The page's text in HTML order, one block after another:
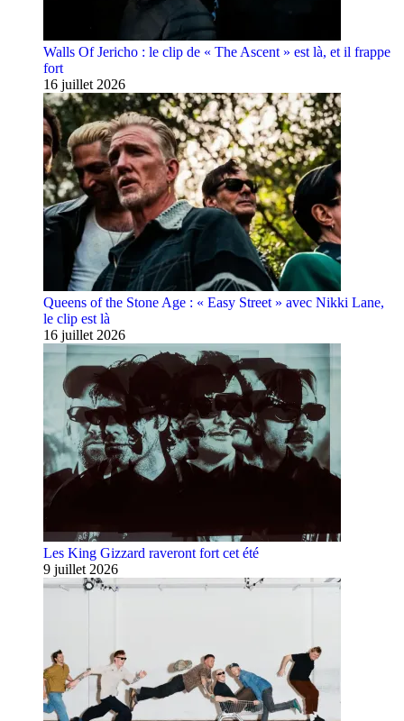
Walls Of Jericho : le clip de « The Ascent » est là, et il frappe
fort
16 juillet 2026
Queens of the Stone Age : « Easy Street » avec Nikki Lane,
le clip est là
16 juillet 2026
Les King Gizzard raveront fort cet été
9 juillet 2026